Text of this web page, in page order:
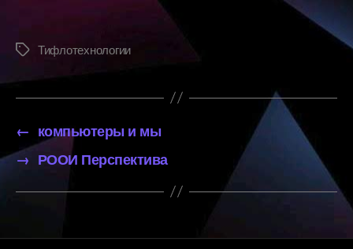
МеткиТифлотехнологии
← компьютеры и мы
→ РООИ Перспектива